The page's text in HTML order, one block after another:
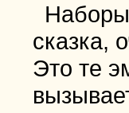
сказка,
Это те